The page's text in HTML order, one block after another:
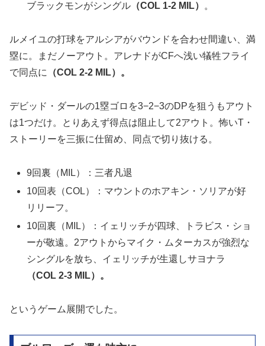
ブラックモンがシングル （COL 1-2 MIL） 。
ルメイユの打球をアルシアがバウンドを合わせ間違い、満
塁に。まだノーアウト。アレナドがCFへ浅い犠牲フライ
で同点に
（COL 2-2 MIL） 。
デビッド・ダールの1塁ゴロを3−2−3のDPを狙うもアウト
は1つだけ。とりあえず得点は阻止して2アウト。怖いT・
ストーリーを三振に仕留め、同点で切り抜ける。
9回裏（MIL）：三者凡退
10回表（COL）：マウントのホアキン・ソリアが好
リリーフ。
10回裏（MIL）：イェリッチが四球、トラビス・ショ
ーが敬遠。2アウトからマイク・ムターカスが強烈な
シングルを放ち、イェリッチが生還しサヨナラ
（COL 2-3 MIL）。
というゲーム展開でした。